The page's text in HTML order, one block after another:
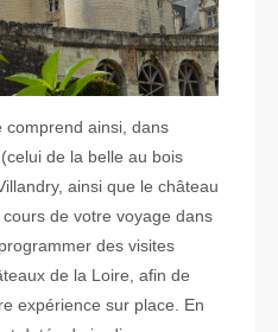
comprend ainsi, dans
de la belle au bois
ainsi que le château
cours de votre voyage dans
des visites
de la Loire, afin de
expérience sur place. En